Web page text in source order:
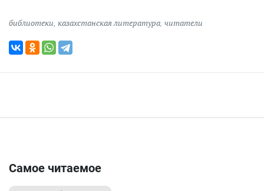
библиотеки, казахстанская литература, читатели
Самое читаемое